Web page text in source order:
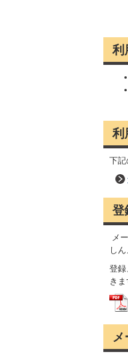
利
利
下記
登
メ
し
登録
き